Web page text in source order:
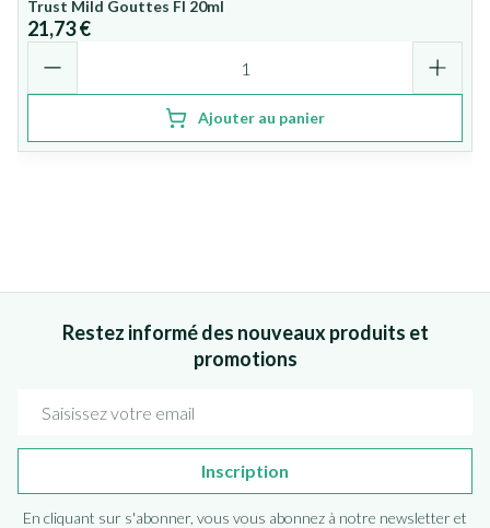
Trust Mild Gouttes Fl 20ml
21,73 €
Ajouter au panier
Restez informé des nouveaux produits et
promotions
Inscription
En cliquant sur s'abonner, vous vous abonnez à notre newsletter et